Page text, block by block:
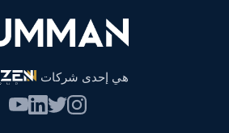
هي إحدى شركات